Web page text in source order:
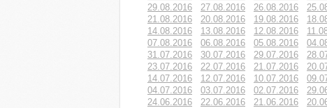
29.08.2016
27.08.2016 26.08.2016
21.08.2016
20.08.2016 19.08.2016
14.08.2016
13.08.2016 12.08.2016
07.08.2016
06.08.2016 05.08.2016
31.07.2016
30.07.2016 29.07.2016
23.07.2016
22.07.2016 21.07.2016
14.07.2016
12.07.2016 10.07.2016
04.07.2016
03.07.2016 02.07.2016
24.06.2016
22.06.2016 21.06.2016